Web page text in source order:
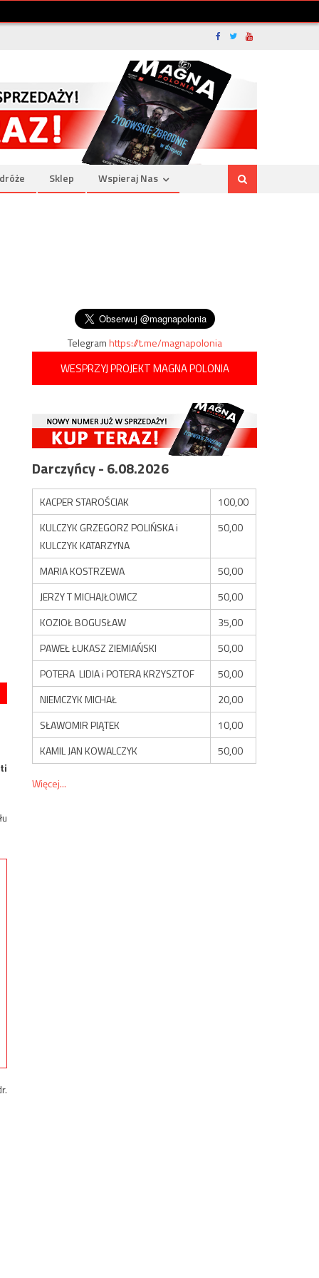
Sklep Wspieraj Nas
Telegramhttps://t.me/magnapolonia
WESPRZYJ PROJEKT MAGNA POLONIA
Darczyńcy - 6.08.2026
KACPER STAROŚCIAK
100,00
KULCZYK GRZEGORZ POLIŃSKA i
KULCZYK KATARZYNA
50,00
MARIA KOSTRZEWA
50,00
JERZY T MICHAJŁOWICZ
50,00
KOZIOŁ BOGUSŁAW
35,00
PAWEŁ ŁUKASZ ZIEMIAŃSKI
50,00
POTERA LIDIA i POTERA KRZYSZTOF
50,00
NIEMCZYK MICHAŁ
20,00
SŁAWOMIR PIĄTEK
10,00
KAMIL JAN KOWALCZYK
50,00
Więcej...